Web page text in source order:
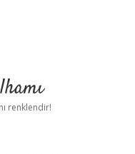
renklendir!